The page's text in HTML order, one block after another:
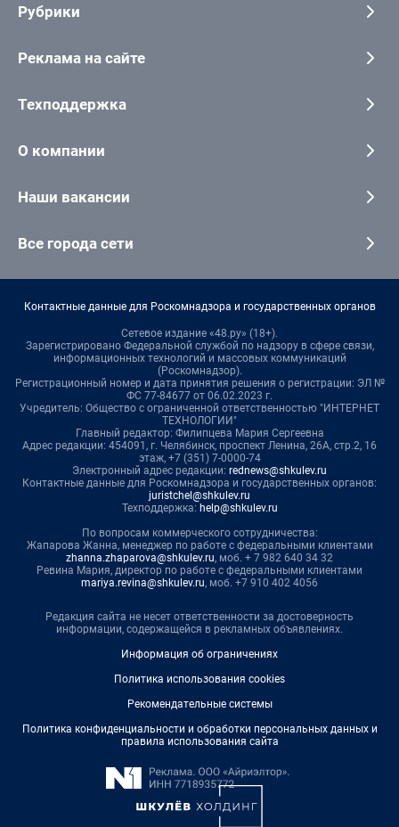
Рубрики
Реклама на сайте
Техподдержка
О компании
Наши вакансии
Все города сети
Контактные данные для Роскомнадзора и государственных органов
Сетевое издание «48.ру» (18+).
Зарегистрировано Федеральной службой по надзору в сфере связи,
информационных технологий и массовых коммуникаций
(Роскомнадзор).
Регистрационный номер и дата принятия решения о регистрации: ЭЛ №
ФС 77-84677 от 06.02.2023 г.
Учредитель: Общество с ограниченной ответственностью "ИНТЕРНЕТ
ТЕХНОЛОГИИ"
Главный редактор: Филипцева Мария Сергеевна
Адрес редакции: 454091, г. Челябинск, проспект Ленина, 26А, стр.2, 16
этаж, +7 (351) 7-0000-74
Электронный адрес редакции: rednews@shkulev.ru
Контактные данные для Роскомнадзора и государственных органов:
juristchel@shkulev.ru
Техподдержка: help@shkulev.ru
По вопросам коммерческого сотрудничества:
Жапарова Жанна, менеджер по работе с федеральными клиентами
zhanna.zhaparova@shkulev.ru, моб. + 7 982 640 34 32
Ревина Мария, директор по работе с федеральными клиентами
mariya.revina@shkulev.ru, моб. +7 910 402 4056
Редакция сайта не несет ответственности за достоверность
информации, содержащейся в рекламных объявлениях.
Информация об ограничениях
Политика использования cookies
Рекомендательные системы
Политика конфиденциальности и обработки персональных данных и
правила использования сайта